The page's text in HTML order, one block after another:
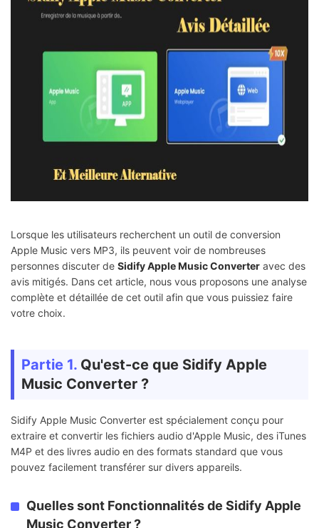
Lorsque les utilisateurs recherchent un outil de conversion
Apple Music vers MP3, ils peuvent voir de nombreuses
personnes discuter de Sidify Apple Music Converter avec des
avis mitigés. Dans cet article, nous vous proposons une analyse
complète et détaillée de cet outil afin que vous puissiez faire
votre choix.
Partie 1. Qu'est-ce que Sidify Apple
Music Converter ?
Sidify Apple Music Converter est spécialement conçu pour
extraire et convertir les fichiers audio d'Apple Music, des iTunes
M4P et des livres audio en des formats standard que vous
pouvez facilement transférer sur divers appareils.
Quelles sont Fonctionnalités de Sidify Apple
Music Converter ?